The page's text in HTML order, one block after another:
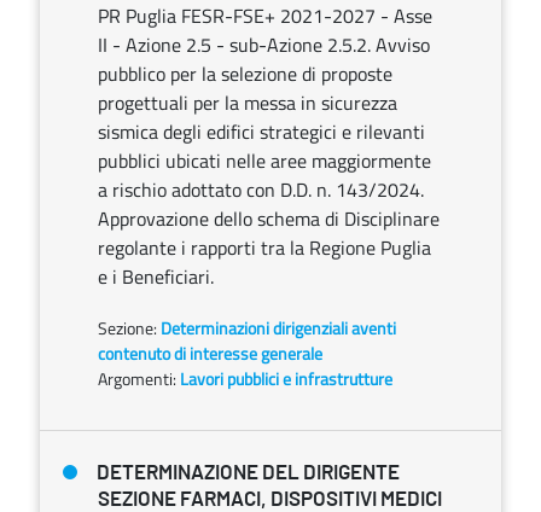
PR Puglia FESR-FSE+ 2021-2027 - Asse
II - Azione 2.5 - sub-Azione 2.5.2. Avviso
pubblico per la selezione di proposte
progettuali per la messa in sicurezza
sismica degli edifici strategici e rilevanti
pubblici ubicati nelle aree maggiormente
a rischio adottato con D.D. n. 143/2024.
Approvazione dello schema di Disciplinare
regolante i rapporti tra la Regione Puglia
e i Beneficiari.
Sezione: Determinazioni dirigenziali aventi
contenuto di interesse generale
Argomenti: Lavori pubblici e infrastrutture
DETERMINAZIONE DEL DIRIGENTE
SEZIONE FARMACI, DISPOSITIVI MEDICI